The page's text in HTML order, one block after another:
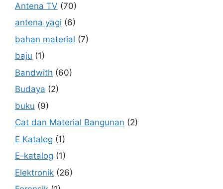
Antena TV (70)
antena yagi (6)
bahan material (7)
baju (1)
Bandwith (60)
Budaya (2)
buku (9)
Cat dan Material Bangunan (2)
E Katalog (1)
E-katalog (1)
Elektronik (26)